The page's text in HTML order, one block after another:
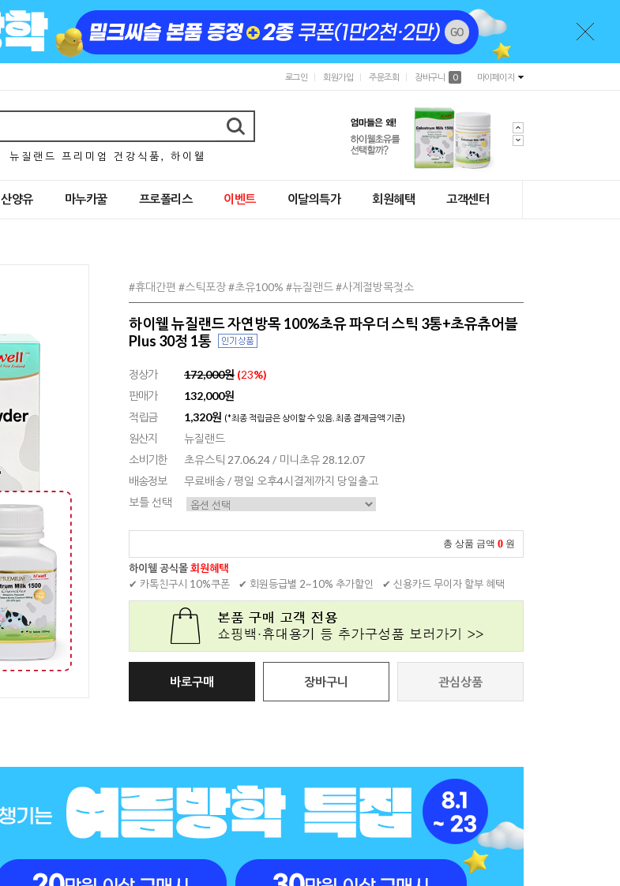
로그인 회원가입 주문조회 장바구니 0 마이페이지
뉴 질 랜 드 프 리 미 엄 건 강 식 품 , 하 이 웰
산양유 마누카꿀 프로폴리스 이벤트 이달의특가 회원혜택 고객센터
#휴대간편 #스틱포장 #초유100% #뉴질랜드 #사계절방목젖소
하이웰 뉴질랜드 자연방목 100%초유 파우더 스틱 3통+초유츄어블
Plus 30정 1통
정상가 172,000원 (23%)
판매가
132,000원
적립금
1,320원 (*최종 적립금은 상이할 수 있음. 최종 결제금액 기준)
원산지
뉴질랜드
소비기한
초유스틱 27.06.24 / 미니초유 28.12.07
배송정보
무료배송 / 평일 오후4시결제까지 당일출고
보틀 선택
총 상품 금액 0 원
하이웰 공식몰회원혜택
✔ 카톡친구시 10%쿠폰
✔ 회원등급별 2~10% 추가할인 ✔ 신용카드 무이자 할부 혜택
바로구매 장바구니 관심상품